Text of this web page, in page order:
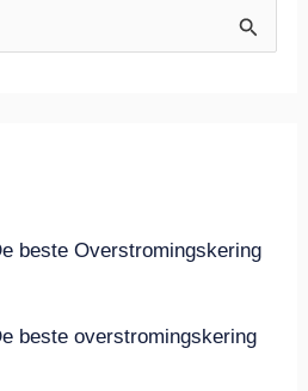
beste Overstromingskering
beste overstromingskering